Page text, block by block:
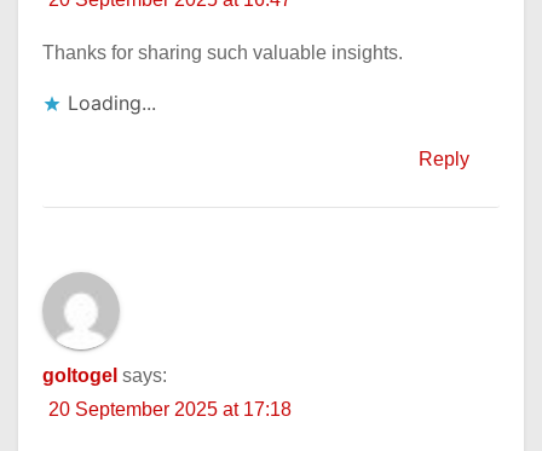
Thanks for sharing such valuable insights.
Loading...
Reply
goltogel says:
20 September 2025 at 17:18